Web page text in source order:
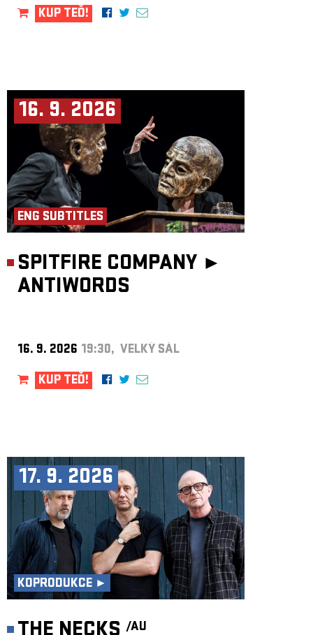
KUP TEĎ!
16. 9. 2026
ENG SUBTITLES
SPITFIRE COMPANY ►
ANTIWORDS
16. 9. 2026 19:30, VELKÝ SÁL
KUP TEĎ!
17. 9. 2026
KOPRODUKCE ►
/AU